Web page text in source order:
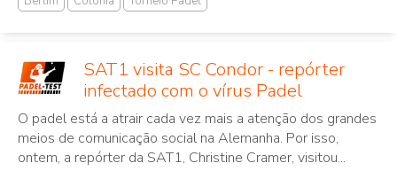
SAT1 visita SC Condor - repórter
infectado com o vírus Padel
O padel está a atrair cada vez mais a atenção dos grandes
meios de comunicação social na Alemanha. Por isso,
ontem, a repórter da SAT1, Christine Cramer, visitou...